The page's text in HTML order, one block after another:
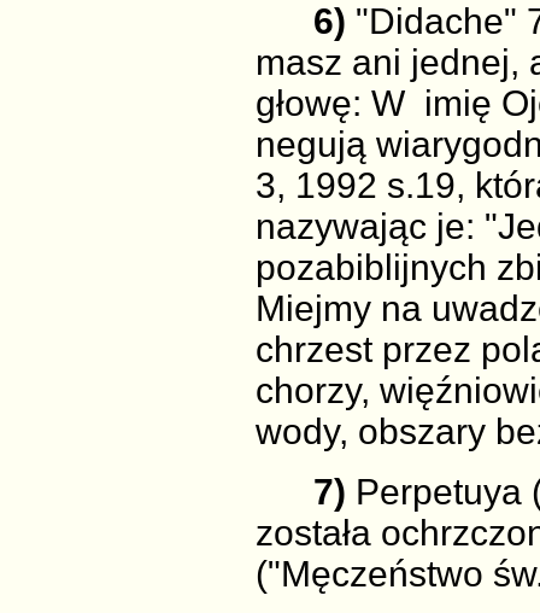
6) "Didache"
masz ani jednej,
głowę: W imię
negują
3, 1992 s.19,
nazywając je:
pozabiblijnych
Miejmy na
chrzest przez
chorzy,
wody, obszary
7) Perpetuya
została
("Męczeństwo